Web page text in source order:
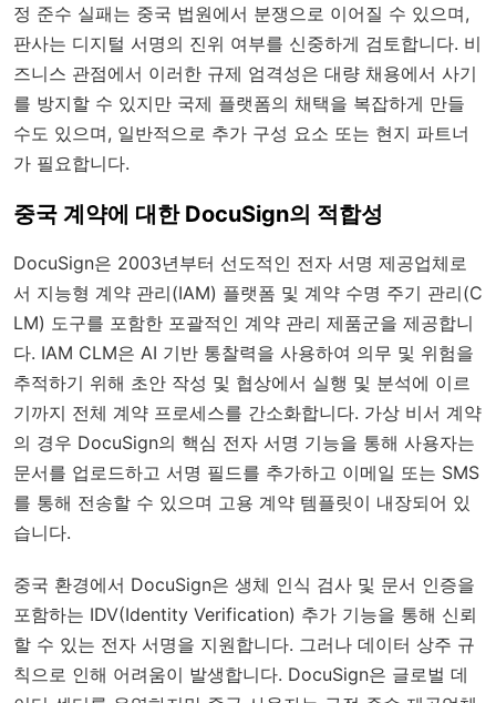
정 준수 실패는 중국 법원에서 분쟁으로 이어질 수 있으며,
판사는 디지털 서명의 진위 여부를 신중하게 검토합니다. 비
즈니스 관점에서 이러한 규제 엄격성은 대량 채용에서 사기
를 방지할 수 있지만 국제 플랫폼의 채택을 복잡하게 만들
수도 있으며, 일반적으로 추가 구성 요소 또는 현지 파트너
가 필요합니다.
중국 계약에 대한 DocuSign의 적합성
DocuSign은 2003년부터 선도적인 전자 서명 제공업체로
서 지능형 계약 관리(IAM) 플랫폼 및 계약 수명 주기 관리(C
LM) 도구를 포함한 포괄적인 계약 관리 제품군을 제공합니
다. IAM CLM은 AI 기반 통찰력을 사용하여 의무 및 위험을
추적하기 위해 초안 작성 및 협상에서 실행 및 분석에 이르
기까지 전체 계약 프로세스를 간소화합니다. 가상 비서 계약
의 경우 DocuSign의 핵심 전자 서명 기능을 통해 사용자는
문서를 업로드하고 서명 필드를 추가하고 이메일 또는 SMS
를 통해 전송할 수 있으며 고용 계약 템플릿이 내장되어 있
습니다.
중국 환경에서 DocuSign은 생체 인식 검사 및 문서 인증을
포함하는 IDV(Identity Verification) 추가 기능을 통해 신뢰
할 수 있는 전자 서명을 지원합니다. 그러나 데이터 상주 규
칙으로 인해 어려움이 발생합니다. DocuSign은 글로벌 데